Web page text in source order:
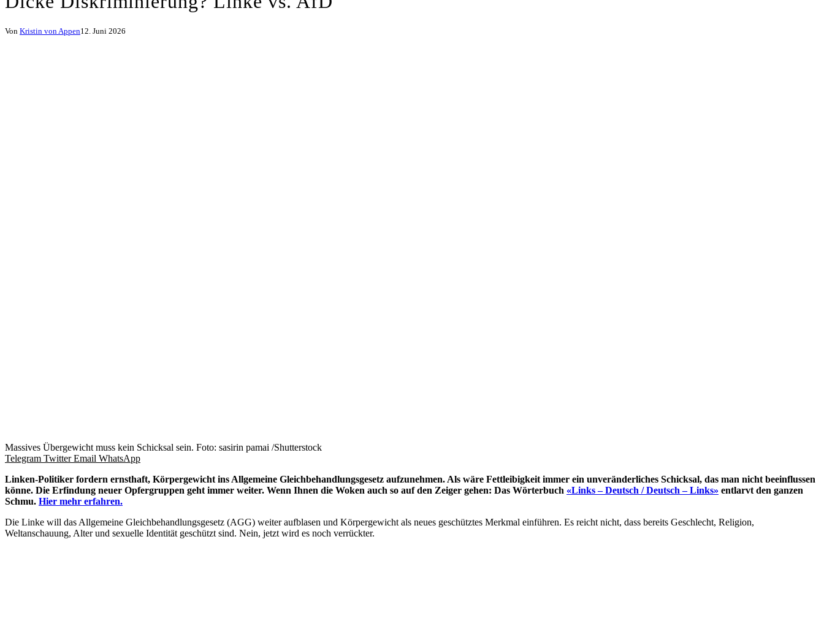
Von Kristin von Appen12. Juni 2026
Massives Übergewicht muss kein Schicksal sein. Foto: sasirin pamai /Shutterstock
Telegram Twitter Email WhatsApp
Linken-Politiker fordern ernsthaft, Körpergewicht ins Allgemeine Gleichbehandlungsgesetz aufzunehmen. Als wäre Fettleibigkeit immer ein unveränderliches Schicksal, das man nicht beeinflussen
könne. Die Erfindung neuer Opfergruppen geht immer weiter. Wenn Ihnen die Woken auch so auf den Zeiger gehen: Das Wörterbuch «Links – Deutsch / Deutsch – Links» entlarvt den ganzen
Schmu. Hier mehr erfahren.
Die Linke will das Allgemeine Gleichbehandlungsgesetz (AGG) weiter aufblasen und Körpergewicht als neues geschütztes Merkmal einführen. Es reicht nicht, dass bereits Geschlecht, Religion,
Weltanschauung, Alter und sexuelle Identität geschützt sind. Nein, jetzt wird es noch verrückter.